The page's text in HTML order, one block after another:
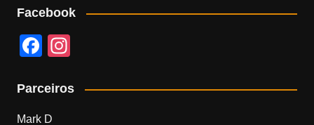
Facebook
F
c
e
a
Parceiros
Mark D